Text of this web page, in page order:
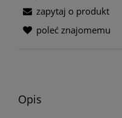
zapytaj o produkt
poleć znajomemu
Opis